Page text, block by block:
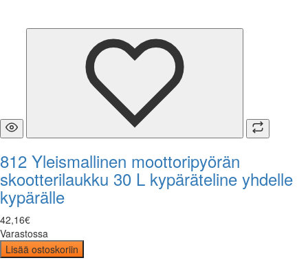
812 Yleismallinen moottoripyörän
skootterilaukku 30 L kypäräteline yhdelle
kypärälle
42,16€
Varastossa
Lisää ostoskoriin